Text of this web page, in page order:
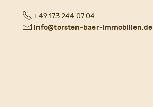
Fon+49 173 244 07 04
E- info@torsten-baer-immobilien.de